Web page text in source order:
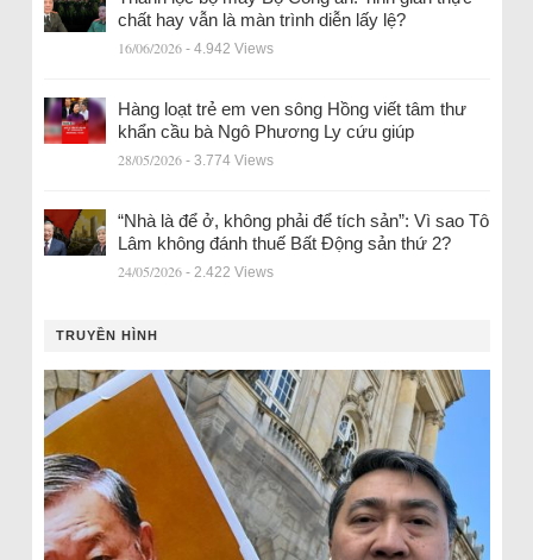
chất hay vẫn là màn trình diễn lấy lệ?
16/06/2026 - 4.942 Views
Hàng loạt trẻ em ven sông Hồng viết tâm thư
khẩn cầu bà Ngô Phương Ly cứu giúp
28/05/2026 - 3.774 Views
“Nhà là để ở, không phải để tích sản”: Vì sao Tô
Lâm không đánh thuế Bất Động sản thứ 2?
24/05/2026 - 2.422 Views
TRUYỀN HÌNH